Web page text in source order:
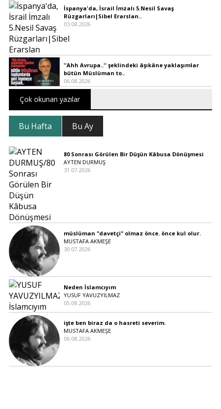
İspanya'da, İsrail İmzalı 5.Nesil Savaş
Rüzgarları|Sibel Erarslan..
03.08.2026
''Ahh Avrupa..'' şeklindeki âşıkâne yaklaşımlar
bütün Müslüman to..
06.08.2026
Çok okunan yazılar
Bu Hafta Bu Ay
80 Sonrası Görülen Bir Düşün Kâbusa Dönüşmesi
AYTEN DURMUŞ
31.07.2026
müslüman "davetçi" olmaz önce. önce kul olur.
MUSTAFA AKMEŞE
30.07.2026
Neden İslamcıyım
YUSUF YAVUZYILMAZ
05.08.2026
işte ben biraz da o hasreti severim.
MUSTAFA AKMEŞE
06.08.2026